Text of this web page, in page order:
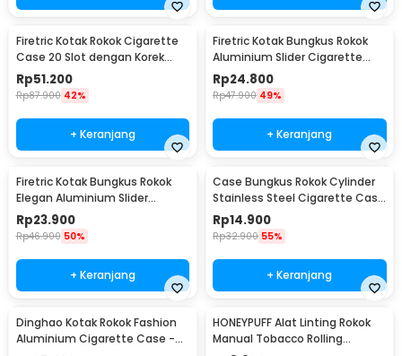
Firetric Kotak Rokok Cigarette
Case 20 Slot dengan Korek
Elektrik - JD-YH073
Rp51.200
Rp87.900 42%
+ Keranjang
Firetric Kotak Bungkus Rokok
Aluminium Slider Cigarette
Case 20 Rokok - JD-EH007
Rp24.800
Rp47.900 49%
+ Keranjang
Firetric Kotak Bungkus Rokok
Elegan Aluminium Slider
Cigarette Case - JD-EH960
Rp23.900
Rp46.900 50%
+ Keranjang
Case Bungkus Rokok Cylinder
Stainless Steel Cigarette Case
- LC25
Rp14.900
Rp32.900 55%
+ Keranjang
Dinghao Kotak Rokok Fashion
Aluminium Cigarette Case -
HONEYPUFF Alat Linting Rokok
Manual Tobacco Rolling